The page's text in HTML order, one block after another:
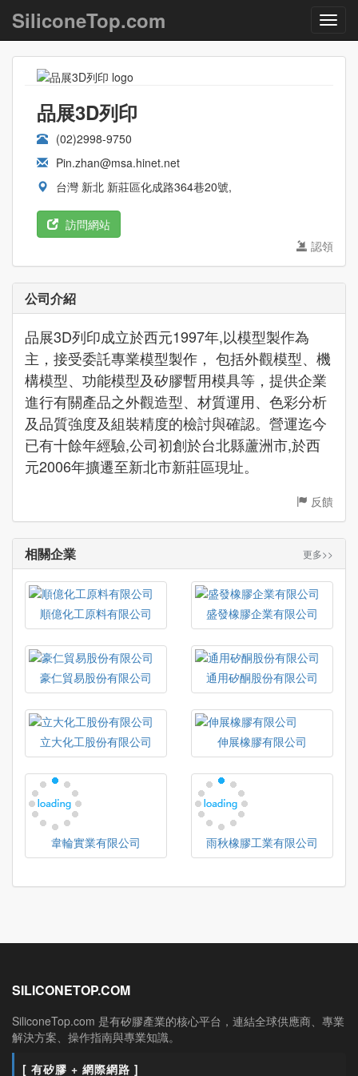
SiliconeTop.com
品展3D列印
(02)2998-9750
Pin.zhan@msa.hinet.net
台灣 新北 新莊區化成路364巷20號,
訪問網站
認領
公司介紹
品展3D列印成立於西元1997年,以模型製作為
主，接受委託專業模型製作， 包括外觀模型、機
構模型、功能模型及矽膠暫用模具等，提供企業
進行有關產品之外觀造型、材質運用、色彩分析
及品質強度及組裝精度的檢討與確認。營運迄今
已有十餘年經驗,公司初創於台北縣蘆洲市,於西
元2006年擴遷至新北市新莊區現址。
反饋
更多>>
相關企業
順億化工原料有限公司 盛發橡膠企業有限公司
豪仁貿易股份有限公司 通用矽酮股份有限公司
立大化工股份有限公司 伸展橡膠有限公司
韋輪實業有限公司 雨秋橡膠工業有限公司
SILICONETOP.COM
SiliconeTop.com 是有矽膠產業的核心平台，連結全球供應商、專業
解決方案、操作指南與專業知識。
[ 有矽膠 + 網際網路 ]